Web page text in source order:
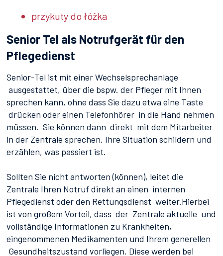
przykuty do łóżka
Senior Tel als Notrufgerät für den
Pflegedienst
Senior-Tel ist mit einer Wechselsprechanlage
ausgestattet, über die bspw. der Pfleger mit Ihnen
sprechen kann, ohne dass Sie dazu etwa eine Taste
drücken oder einen Telefonhörer in die Hand nehmen
müssen. Sie können dann direkt mit dem Mitarbeiter
in der Zentrale sprechen. Ihre Situation schildern und
erzählen, was passiert ist.
Sollten Sie nicht antworten (können), leitet die
Zentrale Ihren Notruf direkt an einen internen
Pflegedienst oder den Rettungsdienst weiter.Hierbei
ist von großem Vorteil, dass der Zentrale aktuelle und
vollständige Informationen zu Krankheiten,
eingenommenen Medikamenten und Ihrem generellen
Gesundheitszustand vorliegen. Diese werden bei